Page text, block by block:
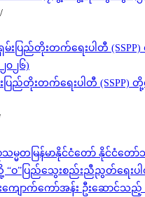
/
မ်းပြည်တိုးတက်ရေးပါတီ (SSPP)